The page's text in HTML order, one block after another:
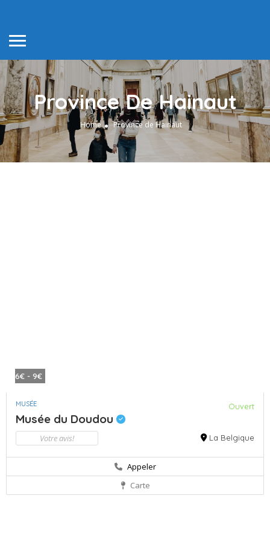
Province De Hainaut
Home Province de Hainaut
6€ - 9€
MUSÉE Ouvert
Musée du Doudou
Votre avis! La Belgique
Appeler
Carte